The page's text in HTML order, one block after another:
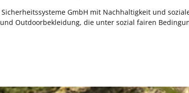
GmbH mit Nachhaltigkeit und
Outdoorbekleidung, die unter sozial fairen
& Förster